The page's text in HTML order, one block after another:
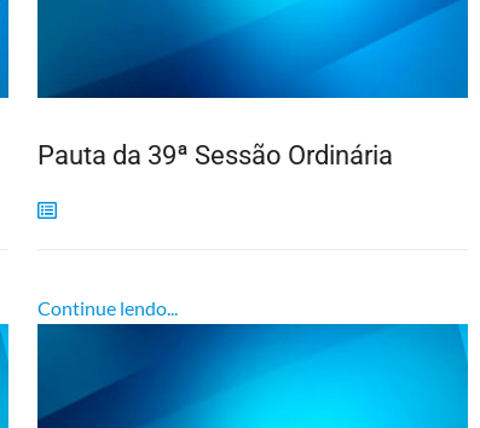
Pauta da 39ª Sessão Ordinária
Continue lendo...